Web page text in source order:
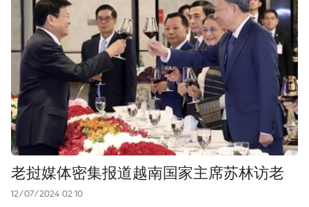
老挝媒体密集报道越南国家主席苏林访老
12/07/2024 02:10